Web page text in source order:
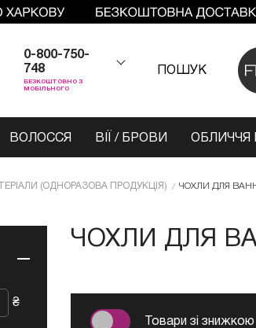
0-800-750-
748
БЕЗКОШТОВНО З
МОБІЛЬНОГО
ПОШУК
ВОЛОССЯ ВІЇ / БРОВИ ОБЛИЧЧЯ
(ОДНОРАЗОВА ПРОДУКЦІЯ) ЧОХЛИ ДЛЯ
₴
ЧОХЛИ ДЛЯ
Товари зі знижкою